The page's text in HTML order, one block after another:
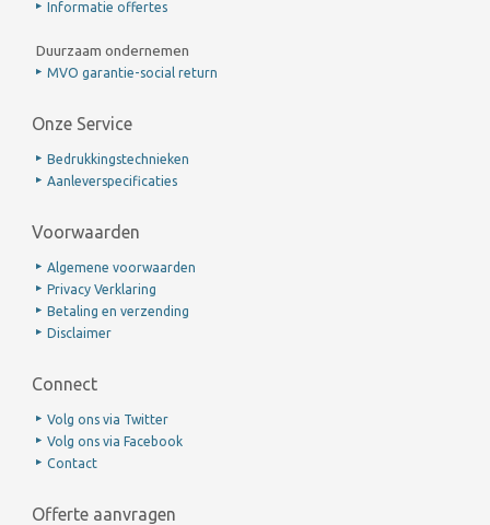
Informatie offertes
Duurzaam ondernemen
MVO garantie-social return
Onze Service
Bedrukkingstechnieken
Aanleverspecificaties
Voorwaarden
Algemene voorwaarden
Privacy Verklaring
Betaling en verzending
Disclaimer
Connect
Volg ons via Twitter
Volg ons via Facebook
Contact
Offerte aanvragen